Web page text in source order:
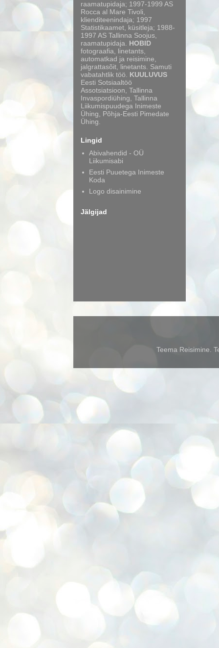
raamatupidaja; 1997-1999 AS
Rocca al Mare Tivoli,
klienditeenindaja; 1997
Statistikaamet, küsitleja; 1988-
1997 AS Tallinna Soojus,
raamatupidaja. HOBID
fotograafia, linetants,
automatkad ja reisimine,
jalgrattasõit, linetants. Samuti
vabatahtlik töö. KUULUVUS
Eesti Sotsiaaltöö
Assotsiatsioon, Tallinna
Invaspordiühing, Tallinna
Liikumispuudega Inimeste
Ühing, Põhja-Eesti Pimedate
Ühing.
Lingid
Abivahendid - OÜ
Liikumisabi
Eesti Puuetega Inimeste
Koda
Logo disainimine
Jälgijad
Teema Reisimine.